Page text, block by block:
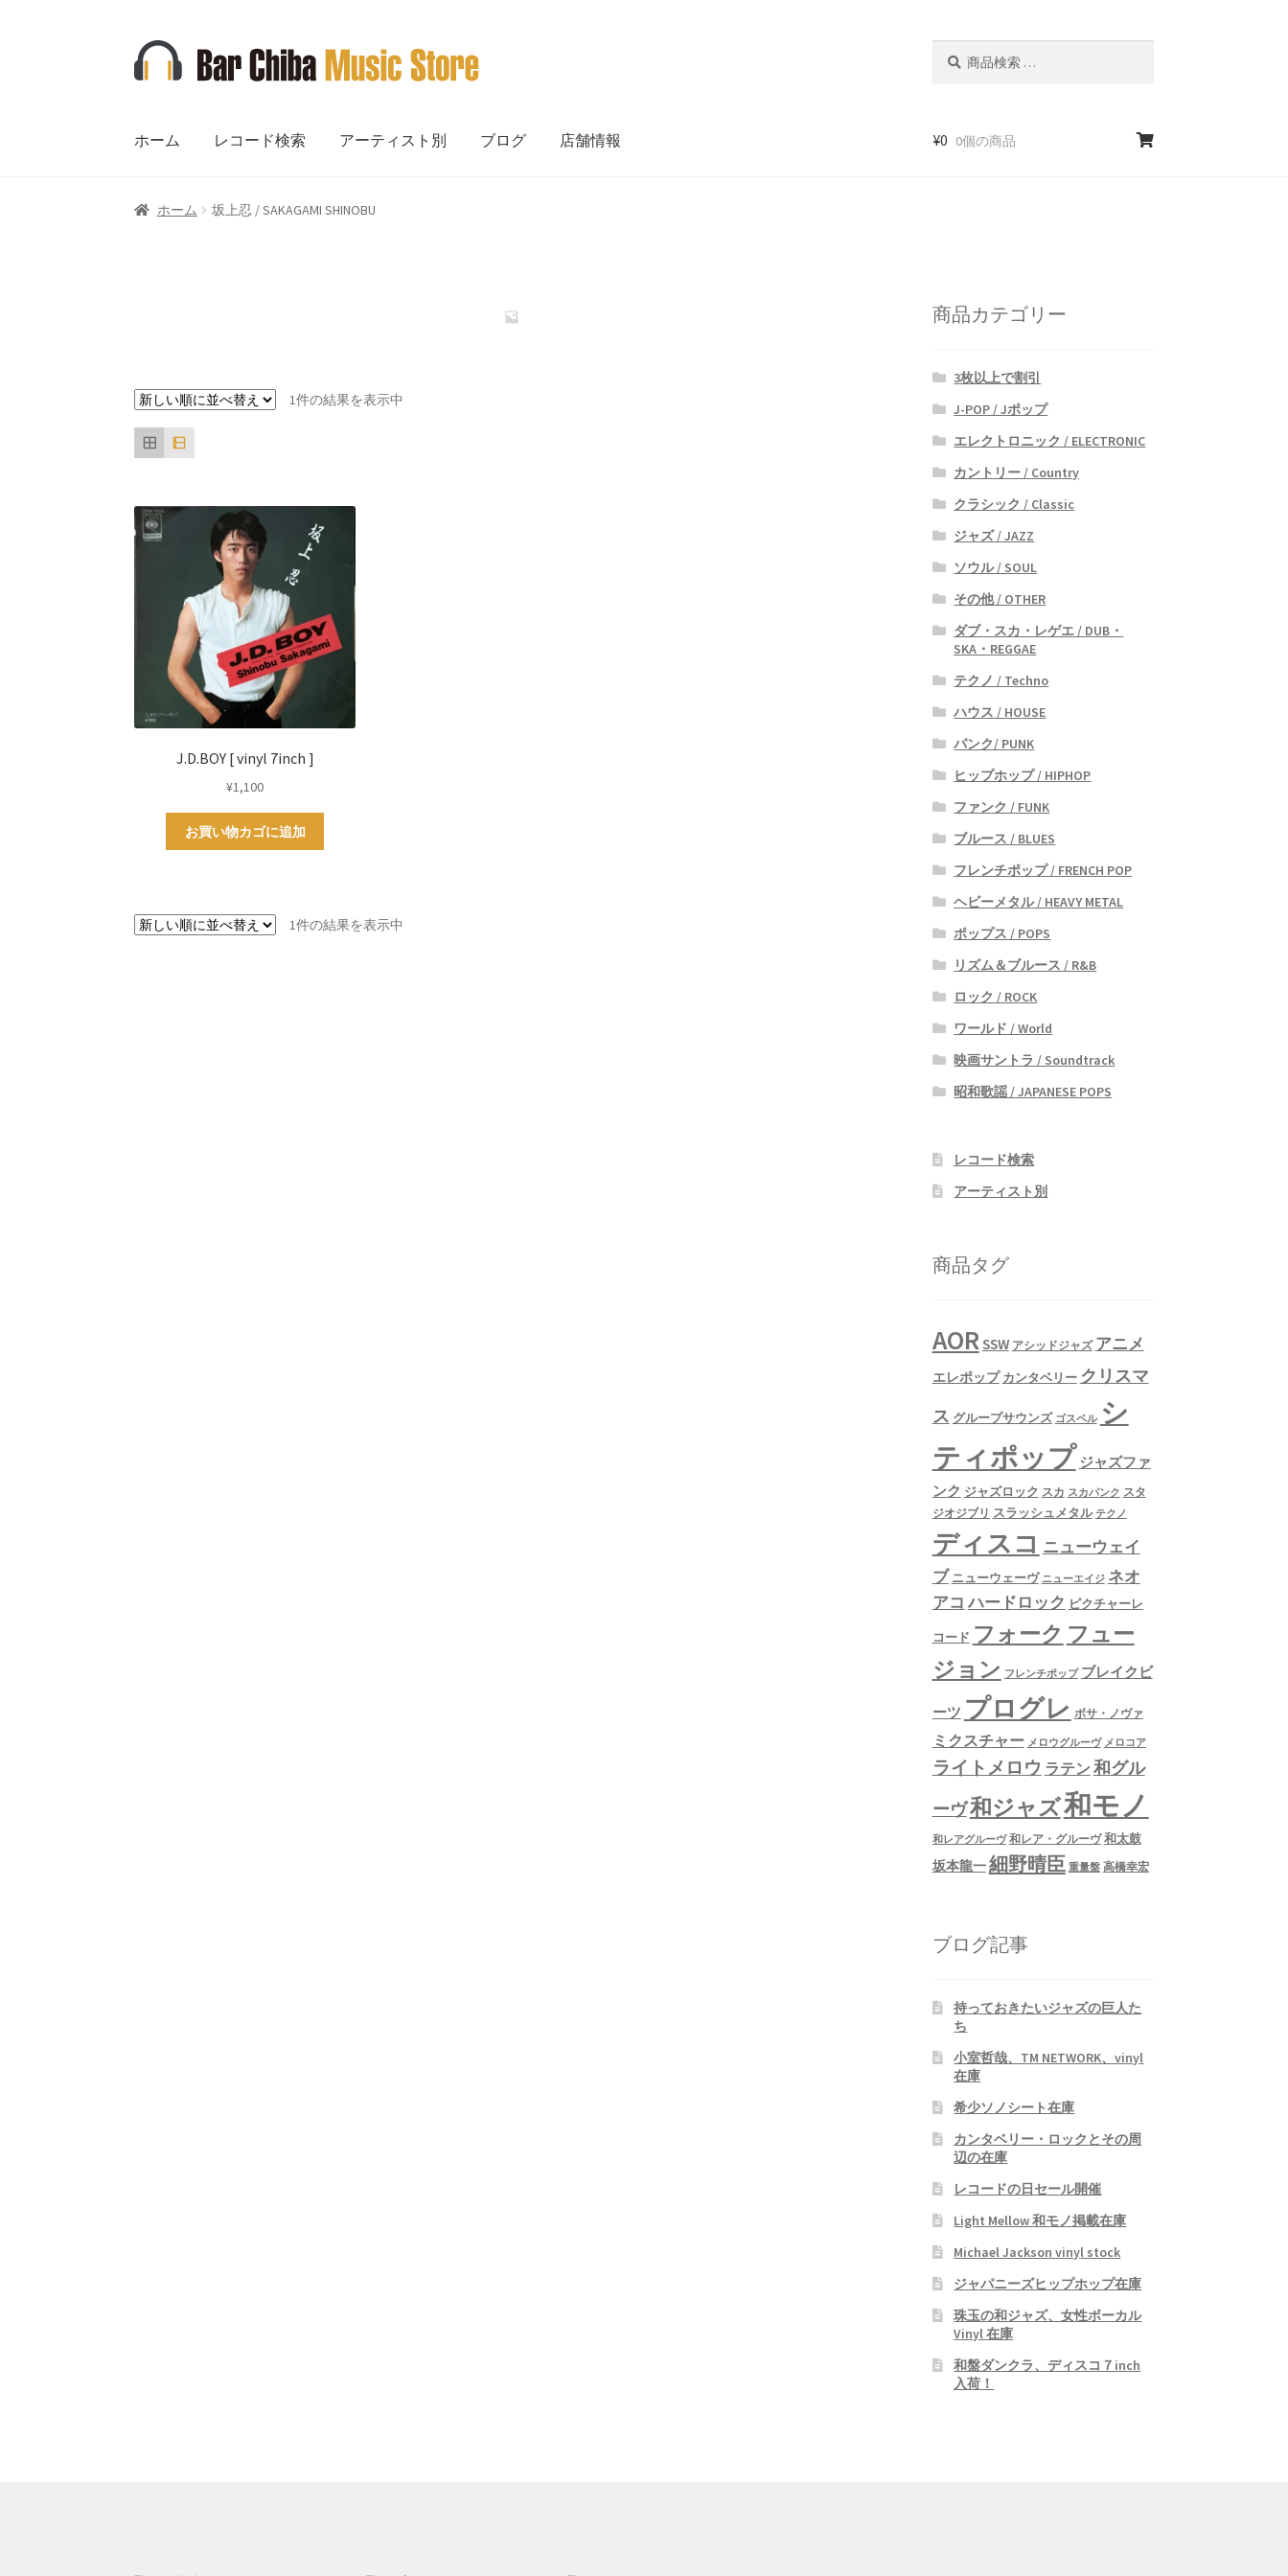
ナ
ビ
シ
へ
コ
ン
ツ
キ
ホーム レコード検索 アーティスト別 ブログ 店舗情報 ¥0 0個の商品
ホーム 坂上忍 / SAKAGAMI SHINOBU
1件の結果を表示中
J.D.BOY [ vinyl 7inch ]
¥1,100
お買い物カゴに追加
1件の結果を表示中
商品カテゴリー
3枚以上で割引
J-POP / Jポップ
エレクトロニック / ELECTRONIC
カントリー / Country
クラシック / Classic
ジャズ / JAZZ
ソウル / SOUL
その他 / OTHER
ダブ・スカ・レゲエ / DUB・
SKA・REGGAE
テクノ / Techno
ハウス / HOUSE
パンク/ PUNK
ヒップホップ / HIPHOP
ファンク / FUNK
ブルース / BLUES
フレンチポップ / FRENCH POP
ヘビーメタル / HEAVY METAL
ポップス / POPS
リズム＆ブルース / R&B
ロック / ROCK
ワールド / World
映画サントラ / Soundtrack
昭和歌謡 / JAPANESE POPS
レコード検索
アーティスト別
商品タグ
AORSSW アシッドジャズ アニメ
エレポップ カンタベリー クリスマ
ス グループサウンズ ゴスペル シ
ティポップ ジャズファ
ンク ジャズロック スカ スカパンク スタ
ジオジブリ スラッシュメタル テクノ
ディスコ ニューウェイ
ブ ニューウェーヴ ニューエイジ ネオ
アコ ハードロック ピクチャーレ
コード フォーク フュー
ジョン フレンチポップ ブレイクビ
ーツ プログレ ボサ・ノヴァ
ミクスチャー メロウグルーヴ メロコア
ライトメロウ ラテン 和グル
ーヴ和ジャズ和モノ
和レアグルーヴ 和レア・グルーヴ 和太鼓
坂本龍一細野晴臣 重量盤 高橋幸宏
ブログ記事
持っておきたいジャズの巨人た
ち
小室哲哉、TM NETWORK、vinyl
在庫
希少ソノシート在庫
カンタベリー・ロックとその周
辺の在庫
レコードの日セール開催
Light Mellow 和モノ掲載在庫
Michael Jackson vinyl stock
ジャパニーズヒップホップ在庫
珠玉の和ジャズ、女性ボーカル
Vinyl 在庫
和盤ダンクラ、ディスコ７inch
入荷！